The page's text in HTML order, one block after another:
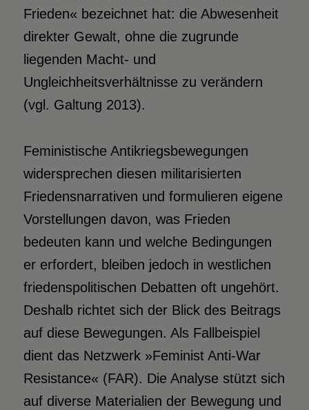
Frieden« bezeichnet hat: die Abwesenheit
direkter Gewalt, ohne die zugrunde
liegenden Macht- und
Ungleichheitsverhältnisse zu verändern
(vgl. Galtung 2013).
Feministische Antikriegsbewegungen
widersprechen diesen militarisierten
Friedensnarrativen und formulieren eigene
Vorstellungen davon, was Frieden
bedeuten kann und welche Bedingungen
er erfordert, bleiben jedoch in westlichen
friedenspolitischen Debatten oft ungehört.
Deshalb richtet sich der Blick des Beitrags
auf diese Bewegungen. Als Fallbeispiel
dient das Netzwerk »Feminist Anti-War
Resistance« (FAR). Die Analyse stützt sich
auf diverse Materialien der Bewegung und